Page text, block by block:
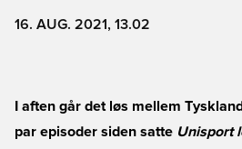
16. AUG. 2021, 13.02
I aften går det løs mellem
par episoder siden satte Unisport